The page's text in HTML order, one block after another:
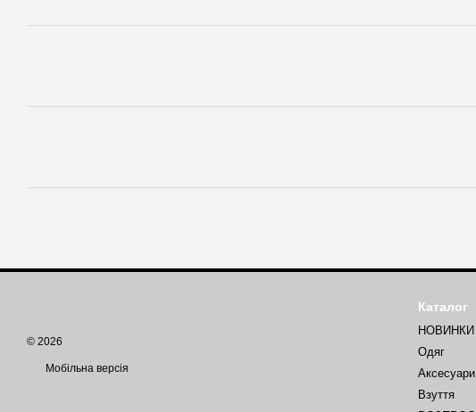
© 2026
Мобільна версія
Каталог
НОВИНКИ
Одяг
Аксесуари
Взуття